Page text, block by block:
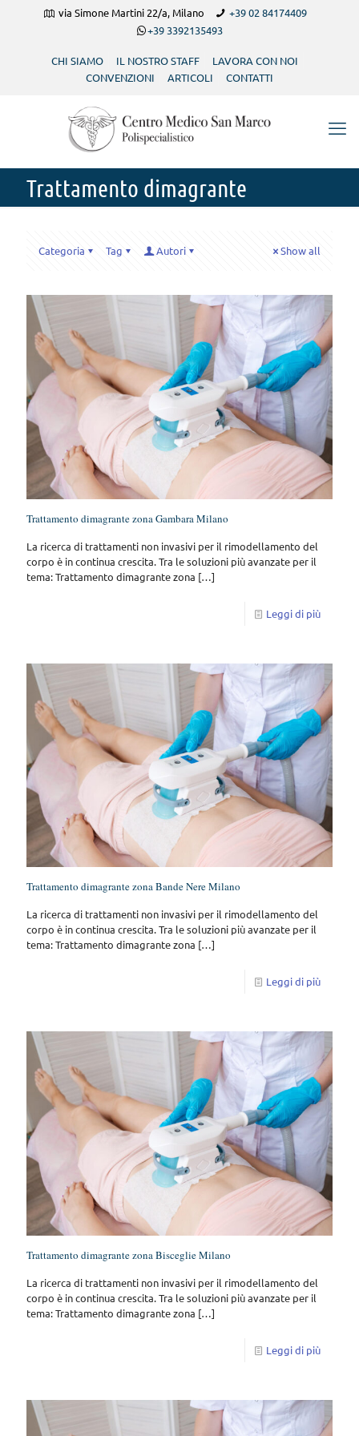
via Simone Martini 22/a, Milano
+39 02 84174409
+39 3392135493
CHI SIAMO IL NOSTRO STAFF
LAVORA CON NOI
CONVENZIONI
ARTICOLI CONTATTI
Trattamento dimagrante
Categoria Tag Autori Show all
Trattamento dimagrante zona Gambara Milano
La ricerca di trattamenti non invasivi per il rimodellamento del
corpo è in continua crescita. Tra le soluzioni più avanzate per il
tema: Trattamento dimagrante zona […]
Leggi di più
Trattamento dimagrante zona Bande Nere Milano
La ricerca di trattamenti non invasivi per il rimodellamento del
corpo è in continua crescita. Tra le soluzioni più avanzate per il
tema: Trattamento dimagrante zona […]
Leggi di più
Trattamento dimagrante zona Bisceglie Milano
La ricerca di trattamenti non invasivi per il rimodellamento del
corpo è in continua crescita. Tra le soluzioni più avanzate per il
tema: Trattamento dimagrante zona […]
Leggi di più